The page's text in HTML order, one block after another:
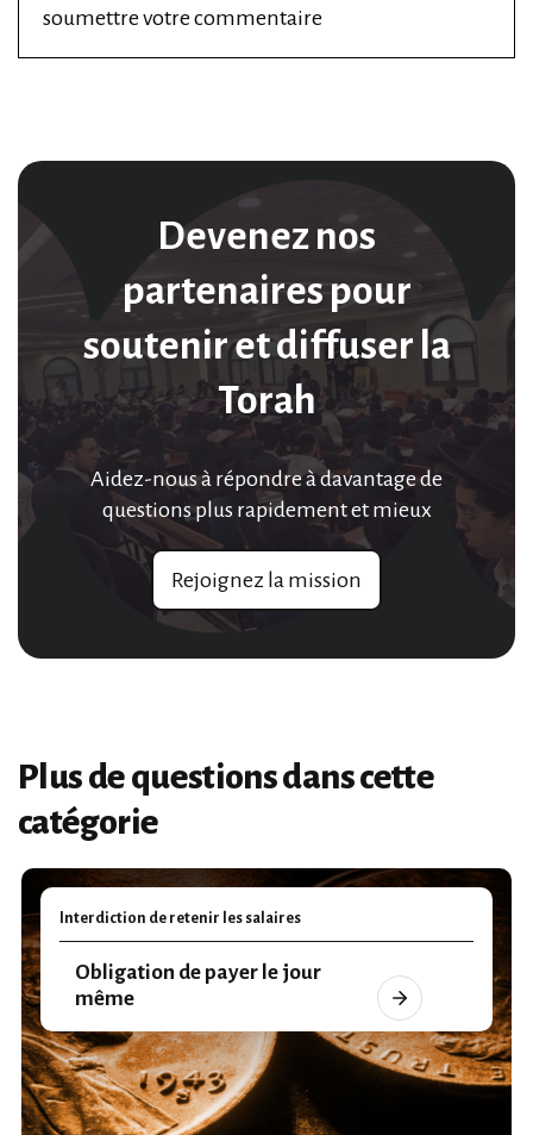
soumettre votre commentaire
Devenez nos
partenaires pour
soutenir et diffuser la
Torah
Aidez-nous à répondre à davantage de
questions plus rapidement et mieux
Rejoignez la mission
Plus de questions dans cette
catégorie
Interdiction de retenir les salaires
Obligation de payer le jour
même